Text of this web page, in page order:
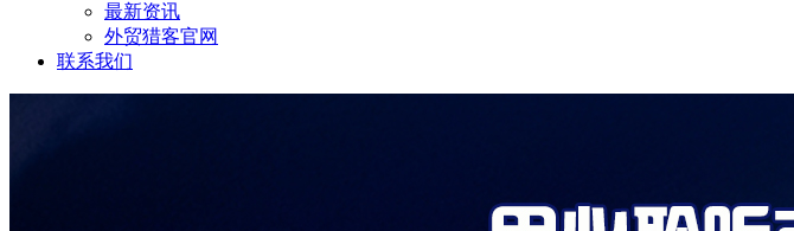
最新资讯
外贸猎客官网
联系我们